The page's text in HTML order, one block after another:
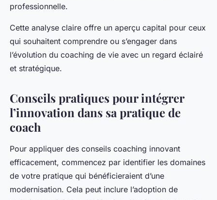
professionnelle.
Cette analyse claire offre un aperçu capital pour ceux
qui souhaitent comprendre ou s’engager dans
l’évolution du coaching de vie avec un regard éclairé
et stratégique.
Conseils pratiques pour intégrer
l’innovation dans sa pratique de
coach
Pour appliquer des conseils coaching innovant
efficacement, commencez par identifier les domaines
de votre pratique qui bénéficieraient d’une
modernisation. Cela peut inclure l’adoption de